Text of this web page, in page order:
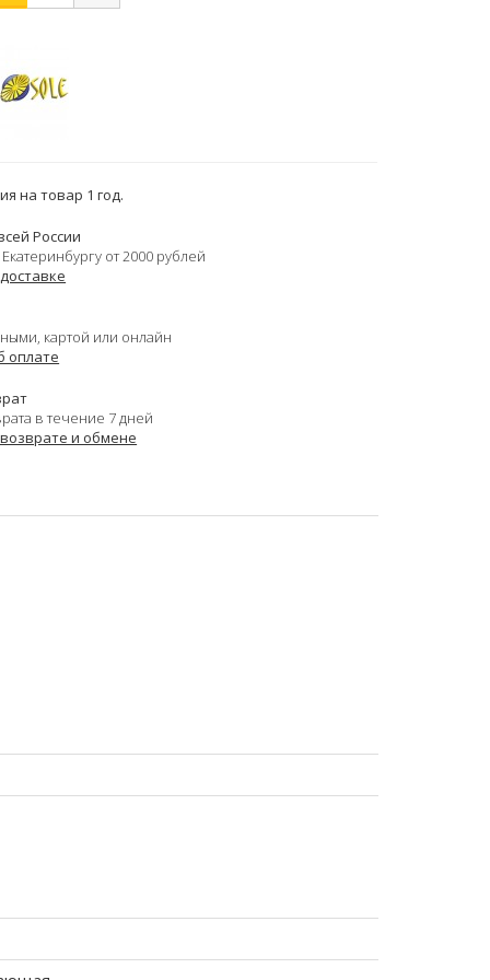
на товар 1 год.
России
от 2000 рублей
картой или онлайн
оплате
в течение 7 дней
и обмене